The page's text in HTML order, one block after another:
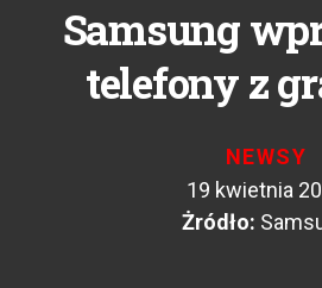
Samsung
telefony z
NEWSY
19 kwietnia
Żródło: